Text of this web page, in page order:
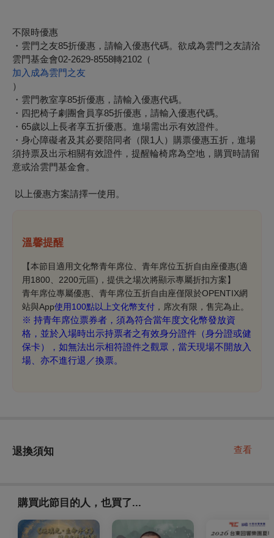
不限時優惠
・雲門之友85折優惠，請輸入優惠代碼。欲成為雲門之友請洽
雲門基金會02-2629-8558轉2102（
加入成為雲門之友
）
・雲門教室享85折優惠，請輸入優惠代碼。
・四把椅子劇團會員享85折優惠，請輸入優惠代碼。
・65歲以上長者享五折優惠。進場需出示有效證件。
・身心障礙者及其必要陪同者（限1人）購票優惠五折，進場
須持票及出示相關有效證件，提醒輪椅席為空地，購買時請留
意或洽雲門基金會。
以上優惠方案請擇一使用。
溫馨提醒
【本節目適用文化幣青年席位、青年席位五折自由座優惠(適
用1800、2200元區)，提供之場次將顯示專屬折扣方案】
青年席位專屬優惠、青年席位五折自由座僅限於OPENTIX網
站與App使用100點以上文化幣支付 ， 席次有限，售完為止。
※ 持青年席位票券者，須為符合當年度文化幣發放資
格，並於入場時出示持票者之有效身分證件（身分證或健
保卡），如無法出示相符證件之觀眾，當天現場不開放入
場、亦不進行退／換票。
退換須知 查看
購買此節目的人，也買了...